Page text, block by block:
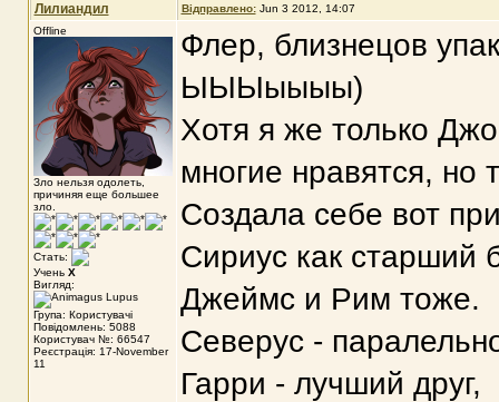
Лилиандил Відправлено: Jun 3 2012, 14:07
Offline
Зло нельзя одолеть,
причиняя еще большее
зло.
Стать:
Учень X
Вигляд:
Група: Користувачі
Повідомлень: 5088
Користувач №: 66547
Реєстрація: 17-November
11
Флер, близнецов
ЫЫЫыыыы)
Хотя я же только
многие нравятся, но
Создала себе вот
Сириус как старший
Джеймс и Рим тоже.
Северус -
Гарри - лучший друг,